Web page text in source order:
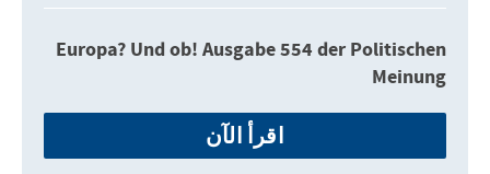
Europa? Und ob! Ausgabe 554 der Politischen
Meinung
اقرأ الآن